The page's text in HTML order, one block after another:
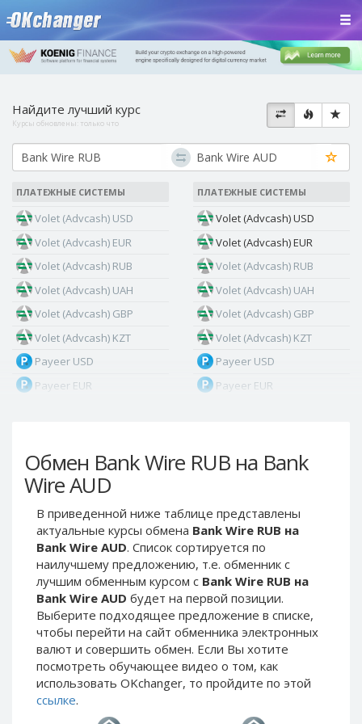
Обмен Bank Wire RUB на Bank
Wire AUD
В приведенной ниже таблице представлены
актуальные курсы обмена Bank Wire RUB на
Bank Wire AUD. Список сортируется по
наилучшему предложению, т.е. обменник с
лучшим обменным курсом с Bank Wire RUB на
Bank Wire AUD будет на первой позиции.
Выберите подходящее предложение в списке,
чтобы перейти на сайт обменника электронных
валют и совершить обмен. Если Вы хотите
посмотреть обучающее видео о том, как
использовать OKchanger, то пройдите по этой
ссылке.
Найдите лучший курс
Курсы обновлены: только что
ПЛАТЕЖНЫЕ СИСТЕМЫ
Volet (Advcash) USD
Volet (Advcash) EUR
Volet (Advcash) RUB
Volet (Advcash) UAH
Volet (Advcash) GBP
Volet (Advcash) KZT
Payeer USD
Payeer EUR
Payeer Tether ERC20
(USDT)
Payeer UAH
ЮMoney RUB
ЮMoney KZT
PayPal USD
PayPal EUR
PayPal GBP
PayPal CAD
PayPal AUD
PayPal RUB
PayPal CZK
ПЛАТЕЖНЫЕ СИСТЕМЫ
Volet (Advcash) USD
Volet (Advcash) EUR
Volet (Advcash) RUB
Volet (Advcash) UAH
Volet (Advcash) GBP
Volet (Advcash) KZT
Payeer USD
Payeer EUR
Payeer Tether ERC20
(USDT)
ЮMoney RUB
ЮMoney KZT
PayPal USD
PayPal EUR
PayPal GBP
PayPal CAD
PayPal AUD
PayPal RUB